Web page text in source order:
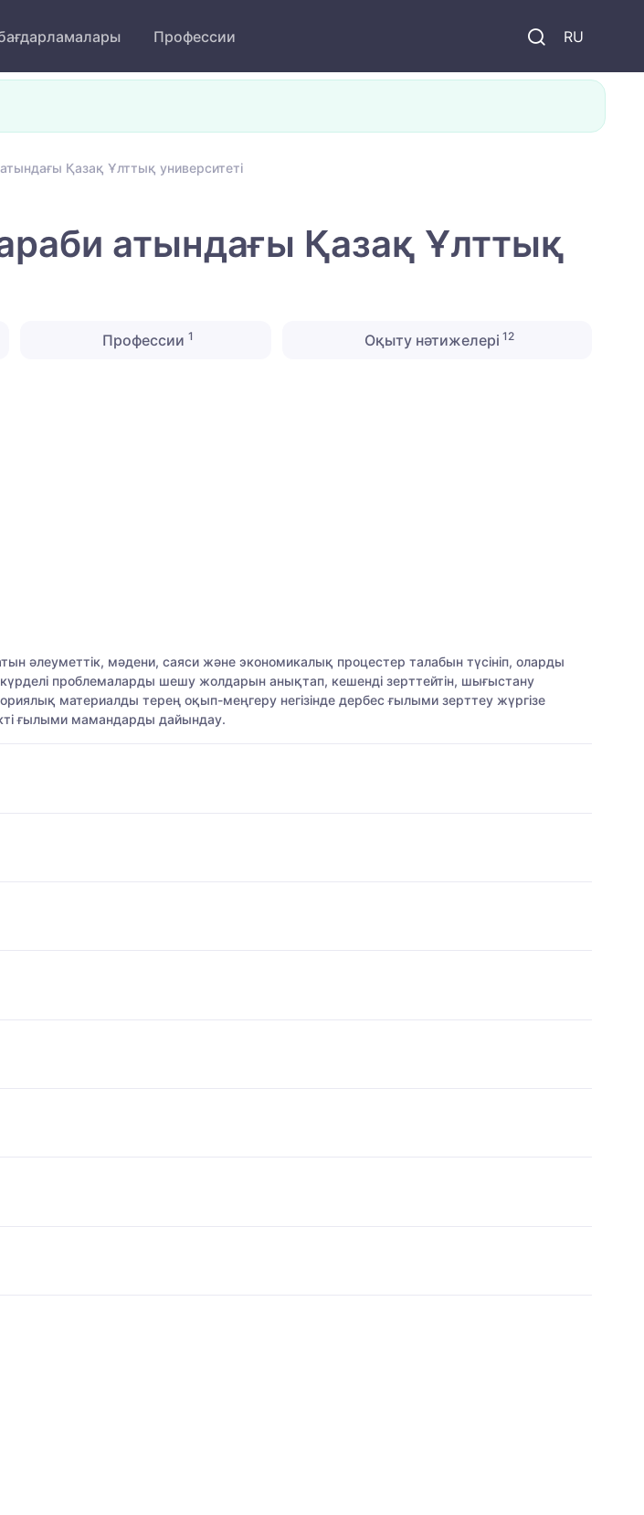
RU
Профессии
Қазақ Ұлттық университеті
атындағы Қазақ Ұлттық
Профессии 1 Оқыту нәтижелері 12
әлеуметтік, мәдени, саяси және экономикалық процестер талабын түсініп, оларды
проблемаларды шешу жолдарын анықтап, кешенді зерттейтін, шығыстану
материалды терең оқып-меңгеру негізінде дербес ғылыми зерттеу жүргізе
ғылыми мамандарды дайындау.